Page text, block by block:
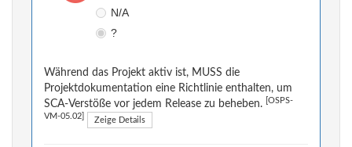
N/A
?
Während das Projekt aktiv ist, MUSS die
Projektdokumentation eine Richtlinie enthalten, um
SCA-Verstöße vor jedem Release zu beheben.
[OSPS-
VM-05.02] Zeige Details